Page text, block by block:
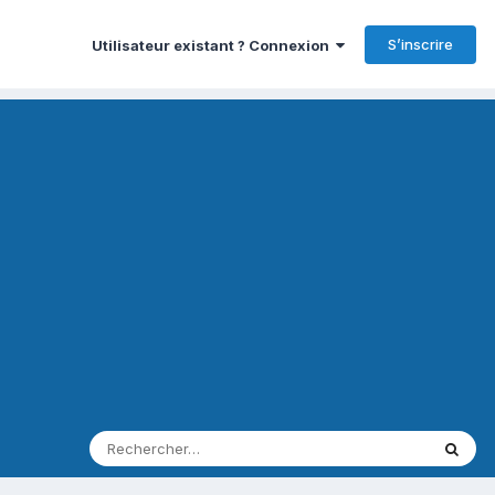
Utilisateur existant ? Connexion S’inscrire